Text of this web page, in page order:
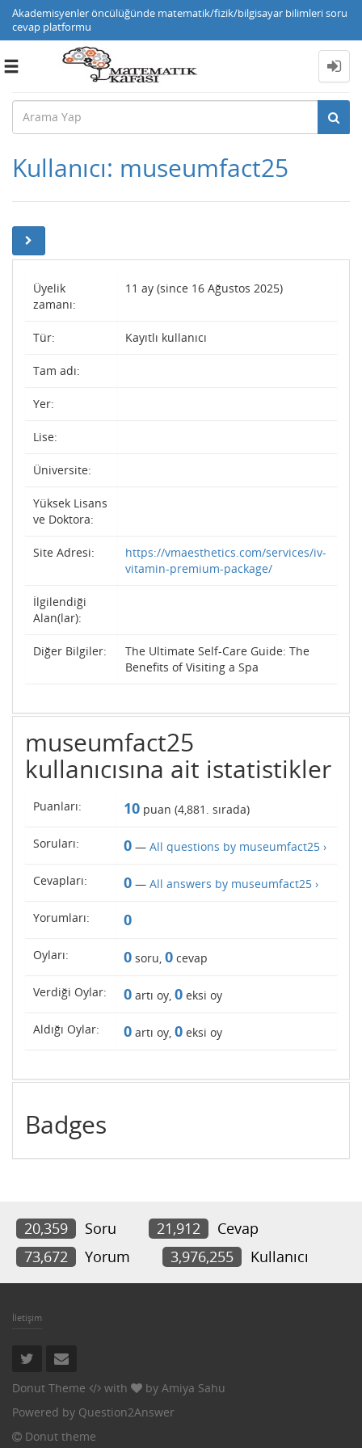
Akademisyenler öncülüğünde matematik/fizik/bilgisayar bilimleri soru
cevap platformu
Toggle
Kullanıcı: museumfact25
Üyelik
zamanı:
11 ay (since 16 Ağustos 2025)
Tür: Kayıtlı kullanıcı
Tam adı:
Yer:
Lise:
Üniversite:
Yüksek Lisans
ve Doktora:
Site Adresi:
https://vmaesthetics.com/services/iv-
vitamin-premium-package/
İlgilendiği
Alan(lar):
Diğer Bilgiler:
The Ultimate Self-Care Guide: The
Benefits of Visiting a Spa
museumfact25
kullanıcısına ait istatistikler
Puanları: 10 puan (4,881 . sırada)
Soruları: 0 — All questions by museumfact25 ›
Cevapları: 0 — All answers by museumfact25 ›
Yorumları: 0
Oyları: 0 soru, 0 cevap
Verdiği Oylar: 0 artı oy, 0 eksi oy
Aldığı Oylar: 0 artı oy, 0 eksi oy
Badges
20,359 Soru 21,912
Cevap
73,672
Yorum 3,976,255 Kullanıcı
İletişim
Donut Theme with by Amiya Sahu
Powered by Question2Answer
Donut theme